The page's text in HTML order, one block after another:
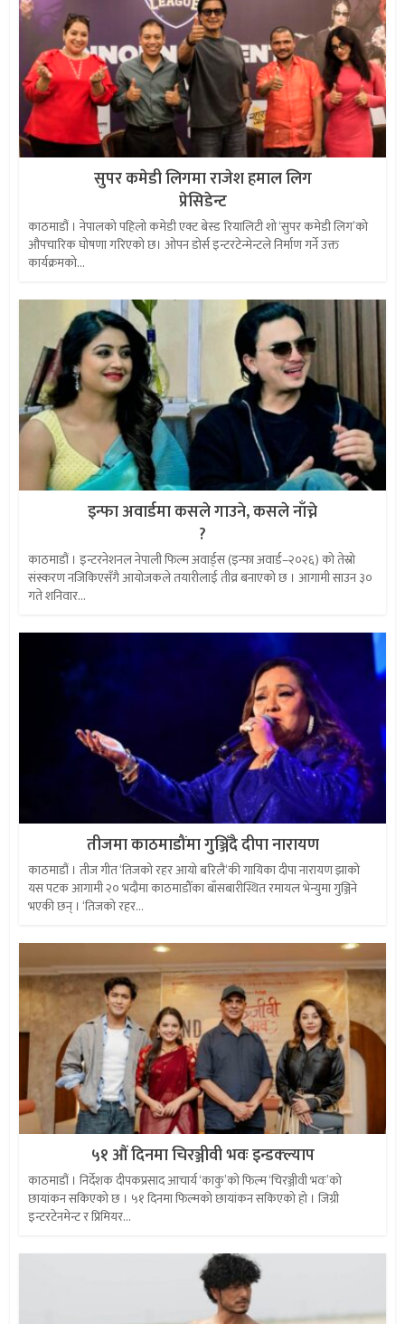
सुपर कमेडी लिगमा राजेश हमाल लिग
प्रेसिडेन्ट
काठमाडौं । नेपालको पहिलो कमेडी एक्ट बेस्ड रियालिटी शो ‘सुपर कमेडी लिग’को
औपचारिक घोषणा गरिएको छ। ओपन डोर्स इन्टरटेन्मेन्टले निर्माण गर्ने उक्त
कार्यक्रमको...
इन्फा अवार्डमा कसले गाउने, कसले नाँच्ने
?
काठमाडौं । इन्टरनेशनल नेपाली फिल्म अवार्ड्स (इन्फा अवार्ड–२०२६) को तेस्रो
संस्करण नजिकिएसँगै आयोजकले तयारीलाई तीव्र बनाएको छ । आगामी साउन ३०
गते शनिवार...
तीजमा काठमाडौंमा गुञ्जिँदै दीपा नारायण
काठमाडौं । तीज गीत ‘तिजको रहर आयो बरिलै‘की गायिका दीपा नारायण झाको
यस पटक आगामी २० भदौमा काठमाडौँका बाँसबारीस्थित रमायल भेन्युमा गुञ्जिने
भएकी छन् । ‘तिजको रहर...
५१ औं दिनमा चिरञ्जीवी भवः इन्डक्ल्याप
काठमाडौं । निर्देशक दीपकप्रसाद आचार्य ‘काकु’को फिल्म ‘चिरञ्जीवी भवः’को
छायांकन सकिएको छ । ५१ दिनमा फिल्मको छायांकन सकिएको हो । जिग्री
इन्टरटेनमेन्ट र प्रिमियर...